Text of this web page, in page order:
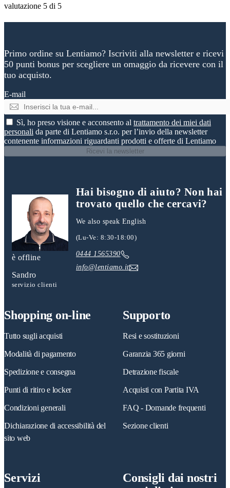
valutazione 5 di 5
Primo ordine su Lentiamo? Iscriviti alla newsletter e ricevi
50 punti bonus per scegliere un omaggio da ricevere con il
tuo acquisto.
E-mail
Ricevi la newsletter
Sì, ho preso visione e acconsento al trattamento dei miei dati
personali da parte di Lentiamo s.r.o. per l’invio della newsletter
contenente informazioni riguardanti prodotti e offerte di Lentiamo
è offline
Sandro
servizio clienti
Hai bisogno di aiuto? Non hai
trovato quello che cercavi?
We also speak English
(Lu-Ve: 8:30-18:00)
0444 1565390
info@lentiamo.it
Shopping on-line
Tutto sugli acquisti
Modalità di pagamento
Spedizione e consegna
Punti di ritiro e locker
Condizioni generali
Dichiarazione di accessibilità del
sito web
Supporto
Resi e sostituzioni
Garanzia 365 giorni
Detrazione fiscale
Acquisti con Partita IVA
FAQ - Domande frequenti
Sezione clienti
Servizi
Consigli dai nostri